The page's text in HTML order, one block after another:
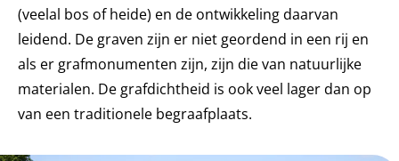
(veelal bos of heide) en de ontwikkeling daarvan
leidend. De graven zijn er niet geordend in een rij en
als er grafmonumenten zijn, zijn die van natuurlijke
materialen. De grafdichtheid is ook veel lager dan op
van een traditionele begraafplaats.